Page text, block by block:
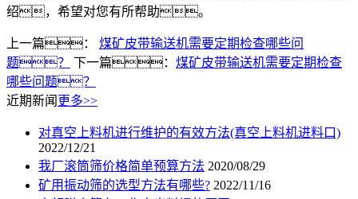
绍，希望对您有所帮助。
上一篇： 煤矿皮带输送机需要定期检查哪些问
题？
下一篇： 煤矿皮带输送机需要定期检查
哪些问题？
近期新闻 更多>>
对真空上料机进行维护的有效方法(真空上料机进料口)
2022/12/21
我厂滚筒筛价格简单预算方法 2020/08/29
矿用振动筛的选型方法有哪些? 2022/11/16